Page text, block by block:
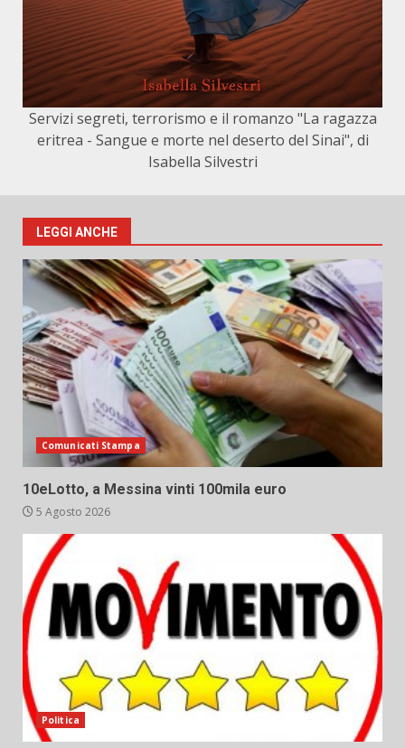
Servizi segreti, terrorismo e il romanzo "La ragazza
eritrea - Sangue e morte nel deserto del Sinai", di
Isabella Silvestri
LEGGI ANCHE
Comunicati Stampa
10eLotto, a Messina vinti 100mila euro
5 Agosto 2026
Politica